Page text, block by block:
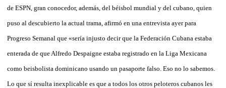
de ESPN, gran conocedor, además, del béisbol mundial y del cubano, quien
puso al descubierto la actual trama, afirmó en una entrevista ayer para
Progreso Semanal que «sería injusto decir que la Federación Cubana estaba
enterada de que Alfredo Despaigne estaba registrado en la Liga Mexicana
como beisbolista dominicano usando un pasaporte falso. Eso no lo sabemos.
Lo que sí resulta inexplicable es que a todos los otros peloteros cubanos les